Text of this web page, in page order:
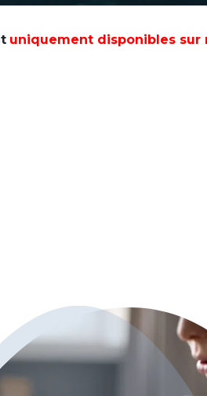
uniquement disponibles sur